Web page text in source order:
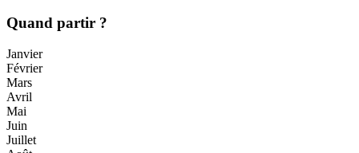
Quand partir ?
Janvier
Février
Mars
Avril
Mai
Juin
Juillet